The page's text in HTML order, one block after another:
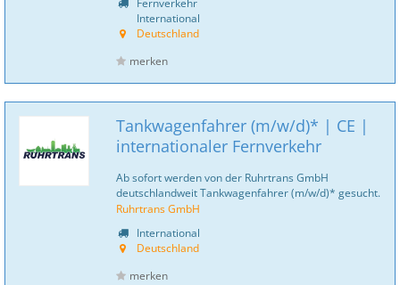
International
Deutschland
merken
Tankwagenfahrer (m/w/d)* | CE |
internationaler Fernverkehr
Ab sofort werden von der Ruhrtrans GmbH
deutschlandweit Tankwagenfahrer (m/w/d)* gesucht.
Ruhrtrans GmbH
International
Deutschland
merken